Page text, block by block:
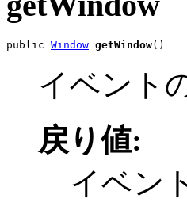
public Window getWindow()
イベント
戻り値:
イベン